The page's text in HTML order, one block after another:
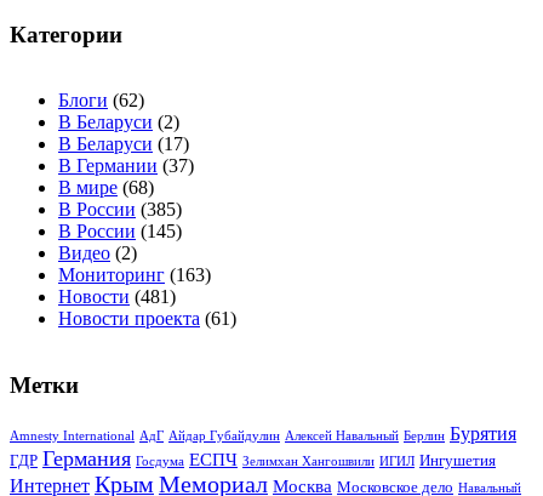
Категории
Блоги (62)
В Беларуси (2)
В Беларуси (17)
В Германии (37)
В мире (68)
В России (385)
В России (145)
Видео (2)
Мониторинг (163)
Новости (481)
Новости проекта (61)
Метки
Amnesty International АдГ Айдар Губайдулин Алексей Навальный Берлин Бурятия
ГДР Германия Госдума ЕСПЧ Зелимхан Хангошвили ИГИЛ Ингушетия
Интернет Крым Мемориал Москва Московское дело Навальный